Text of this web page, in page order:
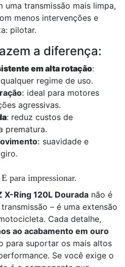
uma transmissão mais limpa,
menos intervenções e
pilotar.
a diferença:
em alta rotação:
regime de uso.
: ideal para motores
agressivas.
: reduz custos de
prematura.
: suavidade e
para impressionar.
X-Ring 120L Dourada não é
– é uma extensão
Cada detalhe,
ao acabamento em ouro
para suportar os mais altos
Se você exige o